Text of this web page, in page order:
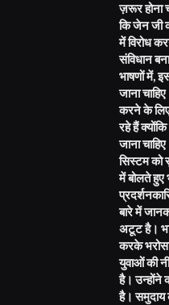
ज़रूर होना
कि जेन जी
में विरोध
संविधान
भाषणों में,
जाना
करने के लिए
रहे हैं
जाना
सिस्टम को
में बोलते हुए
बारे में
अटूट है।
करके
युवाओं की
है। उन्होंने
है। समुदाय